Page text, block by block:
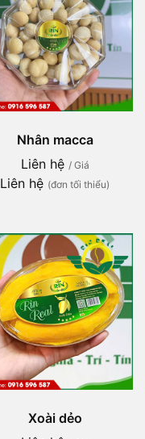
Nhân macca
Liên hệ / Giá
Liên hệ (đơn tối thiểu)
Xoài dẻo